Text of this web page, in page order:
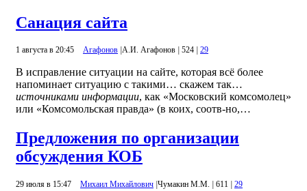
Санация сайта
1 августа в 20:45 Агафонов А.И. Агафонов 524 29
В исправление ситуации на сайте, которая всё более
напоминает ситуацию с такими… скажем так…
источниками информации, как «Московский комсомолец»
или «Комсомольская правда» (в коих, соотв-но,…
Предложения по организации
обсуждения КОБ
29 июля в 15:47 Михаил Михайлович Чумакин М.М. 611 29